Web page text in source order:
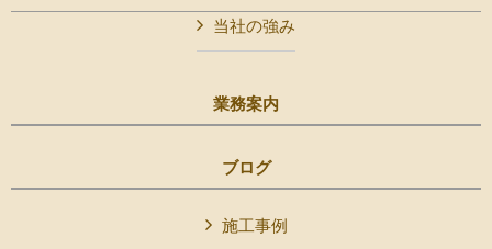
当社の強み
業務案内
ブログ
施工事例